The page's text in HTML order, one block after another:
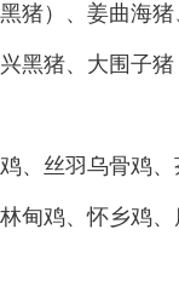
猪）、姜曲海
黑猪、大围子猪
丝羽乌骨鸡、
甸鸡、怀乡鸡、